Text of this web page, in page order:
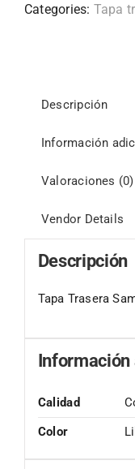
Categories: Tapa
Descripción
Información
Valoraciones (0)
Vendor Details
Descripción
Tapa Trasera
Información
Calidad
Color